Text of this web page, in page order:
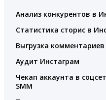
Анализ конкурентов в
Статистика сторис в
Выгрузка
Аудит Инстаграм
Чекап аккаунта в
SMM